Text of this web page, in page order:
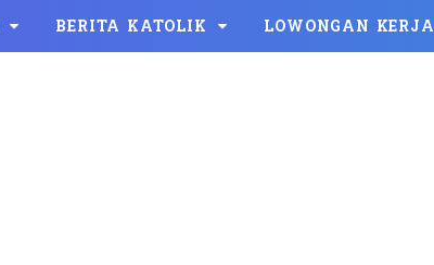
BERITA KATOLIK LOWONGAN KERJA